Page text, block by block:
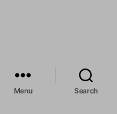
Menu Search